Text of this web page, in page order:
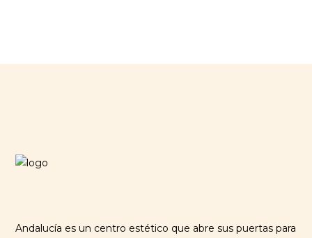
Andalucía es un centro estético que abre sus puertas para